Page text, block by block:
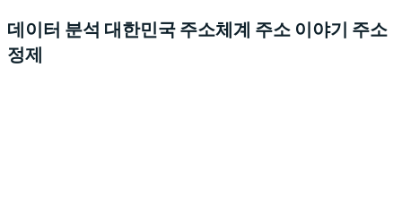
데이터 분석 대한민국 주소체계 주소 이야기 주소
정제